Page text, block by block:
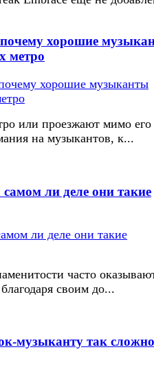
почему хорошие
метро
или проезжают мимо его
на музыкантов, к...
ли деле они такие
часто
своим до...
музыканту так сложно